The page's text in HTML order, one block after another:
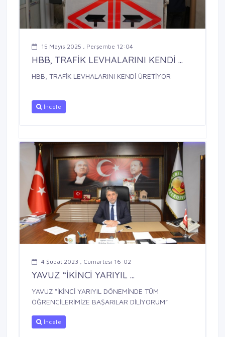
15 Mayıs 2025 , Perşembe 12:04
HBB, TRAFİK LEVHALARINI KENDİ ...
HBB, TRAFİK LEVHALARINI KENDİ ÜRETİYOR
İncele
4 Şubat 2023 , Cumartesi 16:02
YAVUZ “İKİNCİ YARIYIL ...
YAVUZ “İKİNCİ YARIYIL DÖNEMİNDE TÜM
ÖĞRENCİLERİMİZE BAŞARILAR DİLİYORUM”
İncele